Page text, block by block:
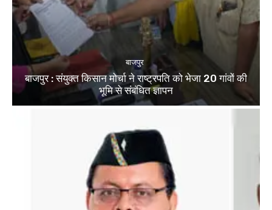
बाजपुर
बाजपुर : संयुक्त किसान मोर्चा ने राष्ट्रपति को भेजा 20 गांवों की
भूमि से संबंधित ज्ञापन